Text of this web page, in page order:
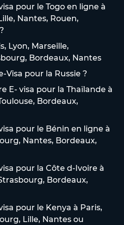
pour le Togo en ligne à
Nantes, Rouen,
Lyon, Marseille,
Bordeaux, Nantes
pour la Russie ?
E- visa pour la Thaïlande à
Bordeaux,
pour le Bénin en ligne à
Nantes, Bordeaux,
pour la Côte d-Ivoire à
Bordeaux,
pour le Kenya à Paris,
Lille, Nantes ou